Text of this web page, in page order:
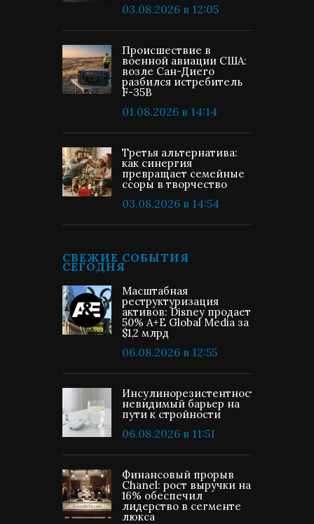
03.08.2026 в 12:05
Происшествие в
военной авиации США:
возле Сан-Диего
разбился истребитель
F-35B
01.08.2026 в 14:14
Третья альтернатива:
как синергия
превращает семейные
ссоры в творчество
03.08.2026 в 14:54
СВЕЖИЕ СОБЫТИЯ
СЕГОДНЯ
Масштабная
реструктуризация
активов: Disney продает
50% A+E Global Media за
$1,2 млрд
06.08.2026 в 12:55
Инсулинорезистентность:
невидимый барьер на
пути к стройности
06.08.2026 в 11:51
Финансовый прорыв
Chanel: рост выручки на
16% обеспечил
лидерство в сегменте
люкса